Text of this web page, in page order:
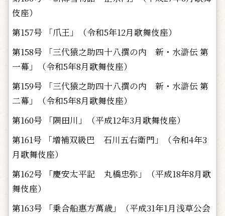
伎座）
第157号 「爪王」（令和5年12月歌舞伎座）
第158号 「三代猿之助四十八撰の内 新・水滸伝 第
一幕」（令和5年8月歌舞伎座）
第159号 「三代猿之助四十八撰の内 新・水滸伝 第
二幕」（令和5年8月歌舞伎座）
第160号 「隅田川」（平成12年3月歌舞伎座）
第161号 「増補双級巴 石川五右衛門」（令和4年3
月歌舞伎座）
第162号 「慶安太平記 丸橋忠弥」（平成18年8月歌
舞伎座）
第163号 「乗合船惠方萬歳」（平成31年1月浅草公会